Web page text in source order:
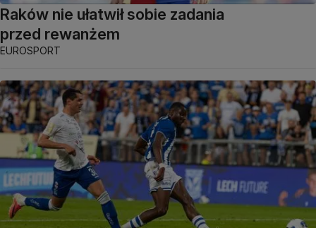
Raków nie ułatwił sobie zadania
przed rewanżem
EUROSPORT